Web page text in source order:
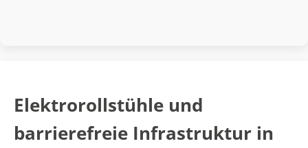
Elektrorollstühle und
barrierefreie Infrastruktur in